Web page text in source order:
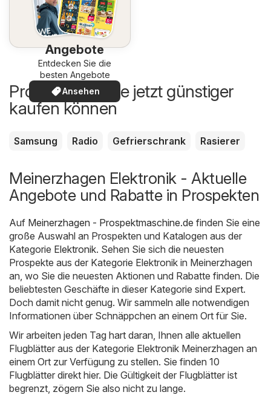
Angebote
Entdecken Sie die
besten Angebote
Ansehen
Produkte, die Sie jetzt günstiger
kaufen können
Samsung Radio Gefrierschrank Rasierer
Meinerzhagen Elektronik - Aktuelle
Angebote und Rabatte in Prospekten
Auf Meinerzhagen - Prospektmaschine.de finden Sie eine
große Auswahl an Prospekten und Katalogen aus der
Kategorie Elektronik. Sehen Sie sich die neuesten
Prospekte aus der Kategorie Elektronik in Meinerzhagen
an, wo Sie die neuesten Aktionen und Rabatte finden. Die
beliebtesten Geschäfte in dieser Kategorie sind Expert.
Doch damit nicht genug. Wir sammeln alle notwendigen
Informationen über Schnäppchen an einem Ort für Sie.
Wir arbeiten jeden Tag hart daran, Ihnen alle aktuellen
Flugblätter aus der Kategorie Elektronik Meinerzhagen an
einem Ort zur Verfügung zu stellen. Sie finden 10
Flugblätter direkt hier. Die Gültigkeit der Flugblätter ist
begrenzt, zögern Sie also nicht zu lange.